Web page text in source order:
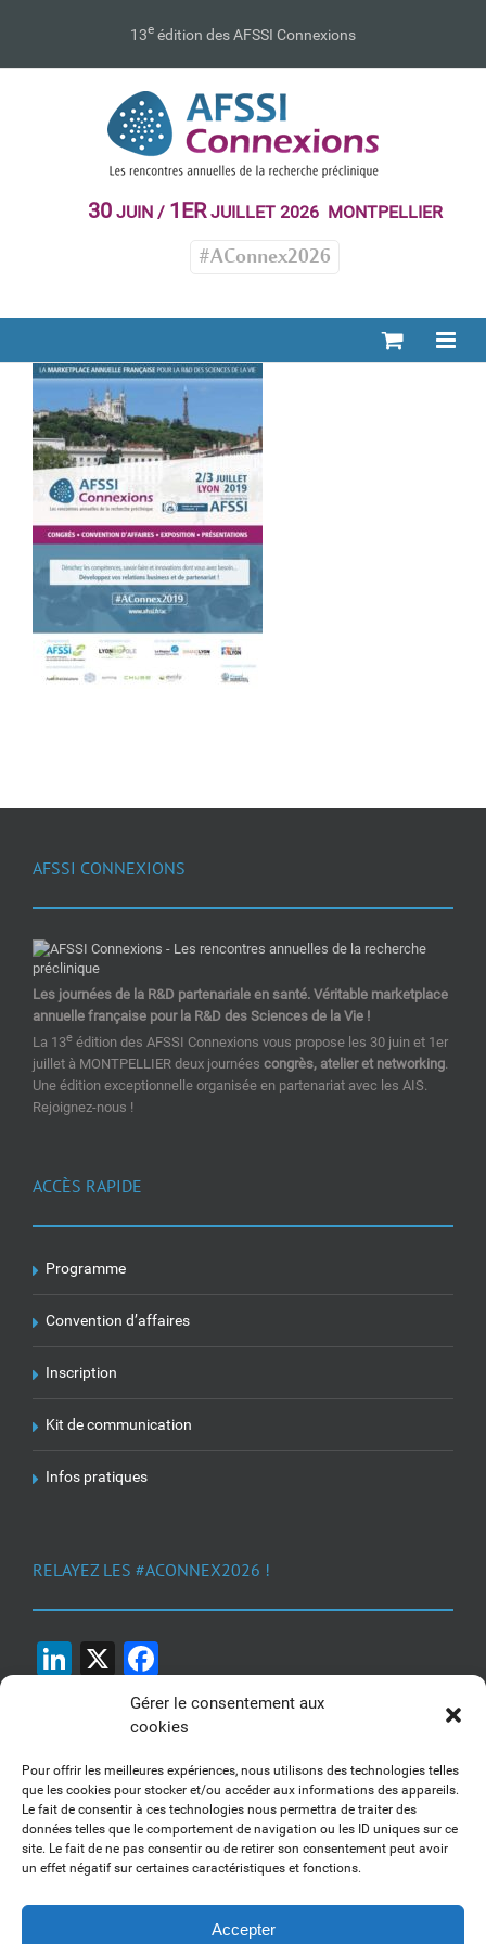
Gérer le consentement aux
cookies
Pour offrir les meilleures expériences, nous utilisons des technologies telles
que les cookies pour stocker et/ou accéder aux informations des appareils.
Le fait de consentir à ces technologies nous permettra de traiter des
données telles que le comportement de navigation ou les ID uniques sur ce
site. Le fait de ne pas consentir ou de retirer son consentement peut avoir
un effet négatif sur certaines caractéristiques et fonctions.
Accepter
13e édition des AFSSI Connexions
30JUIN / 1ERJUILLET 2026 MONTPELLIER
#AConnex2026
AFSSI CONNEXIONS
Les journées de la R&D partenariale en santé. Véritable marketplace
annuelle française pour la R&D des Sciences de la Vie !
La 13e édition des AFSSI Connexions vous propose les 30 juin et 1er
juillet à MONTPELLIER deux journées congrès, atelier et networking.
Une édition exceptionnelle organisée en partenariat avec les AIS.
Rejoignez-nous !
ACCÈS RAPIDE
Programme
Convention d’affaires
Inscription
Kit de communication
Infos pratiques
RELAYEZ LES #ACONNEX2026 !
LinkedIn
X
1, 2, 3... Buzzez !
Découvrez nos kits communication